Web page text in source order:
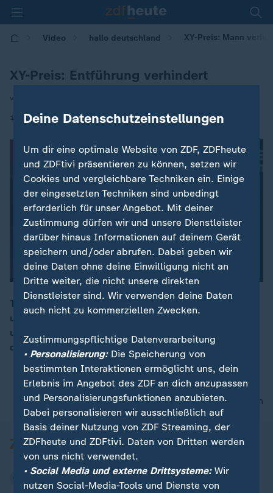
Video hallo deutschland XY-Preis: Mann
XY-Preis: Entführung verhindert
von Roman Leskovar
19.11.2025 | 17:10
Thomas Köpplin sah wie ein Mann eine bewusstlose
und verletzte Frau aus einem Haus zieht. Er griff ein
und verhinderte die Entführung – dafür wurde er mit
dem XY-Preis für Zivilcourage geehrt.
nach oben
Deine Datenschutzeinstellungen
Um dir eine optimale Website von ZDF, ZDFheute
und ZDFtivi präsentieren zu können, setzen wir
Cookies und vergleichbare Techniken ein. Einige
der eingesetzten Techniken sind unbedingt
erforderlich für unser Angebot. Mit deiner
Zustimmung dürfen wir und unsere Dienstleister
darüber hinaus Informationen auf deinem Gerät
speichern und/oder abrufen. Dabei geben wir
deine Daten ohne deine Einwilligung nicht an
Dritte weiter, die nicht unsere direkten
Dienstleister sind. Wir verwenden deine Daten
auch nicht zu kommerziellen Zwecken.
Zustimmungspflichtige Datenverarbeitung
• Personalisierung:Die Speicherung von
bestimmten Interaktionen ermöglicht uns, dein
Erlebnis im Angebot des ZDF an dich anzupassen
und Personalisierungsfunktionen anzubieten.
Dabei personalisieren wir ausschließlich auf
Basis deiner Nutzung von ZDF Streaming, der
ZDFheute und ZDFtivi. Daten von Dritten werden
von uns nicht verwendet.
• Social Media und externe Drittsysteme:Wir
nutzen Social-Media-Tools und Dienste von